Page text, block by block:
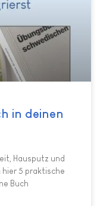
in deinen
Hausputz und
hier 5 praktische
Buch